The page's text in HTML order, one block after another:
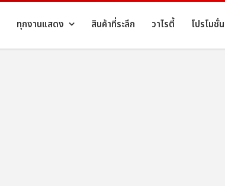
ทุกงานแสดง สินค้าที่ระลึก วาไรตี้ โปรโมชั่น